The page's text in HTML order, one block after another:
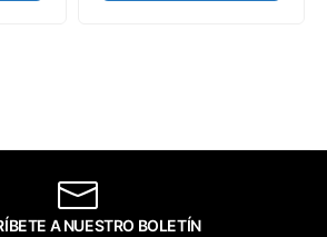
A NUESTRO BOLETÍN